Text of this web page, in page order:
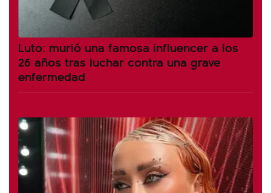
Luto: murió una famosa influencer a los
26 años tras luchar contra una grave
enfermedad